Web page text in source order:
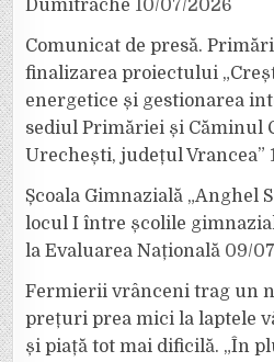
Dumitrache 10/07/2026
Comunicat de presă.
finalizarea proiectului
energetice și gestionarea
sediul Primăriei și Căminul
Urechești, județul Vrancea”
Școala Gimnazială „Anghel
locul I între școlile
la Evaluarea Națională 09/
Fermierii vrânceni trag un
prețuri prea mici la laptele
și piață tot mai dificilă. „În